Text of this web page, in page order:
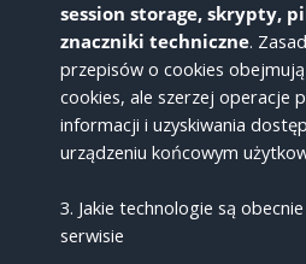
session storage, skrypty,
znaczniki techniczne.
przepisów o cookies
cookies, ale szerzej operacje
informacji i uzyskiwania
urządzeniu końcowym
3. Jakie technologie są
serwisie